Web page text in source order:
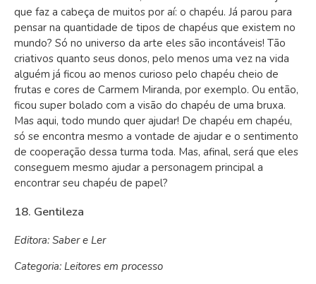
que faz a cabeça de muitos por aí: o chapéu. Já parou para
pensar na quantidade de tipos de chapéus que existem no
mundo? Só no universo da arte eles são incontáveis! Tão
criativos quanto seus donos, pelo menos uma vez na vida
alguém já ficou ao menos curioso pelo chapéu cheio de
frutas e cores de Carmem Miranda, por exemplo. Ou então,
ficou super bolado com a visão do chapéu de uma bruxa.
Mas aqui, todo mundo quer ajudar! De chapéu em chapéu,
só se encontra mesmo a vontade de ajudar e o sentimento
de cooperação dessa turma toda. Mas, afinal, será que eles
conseguem mesmo ajudar a personagem principal a
encontrar seu chapéu de papel?
18. Gentileza
Editora: Saber e Ler
Categoria: Leitores em processo